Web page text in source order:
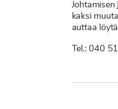
kaksi
auttaa
Tel.: 040